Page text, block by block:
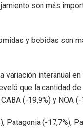
son más
y bebidas son
variación interanual
que la cantidad
(-19,9%) y NOA (-
(-17,7%),